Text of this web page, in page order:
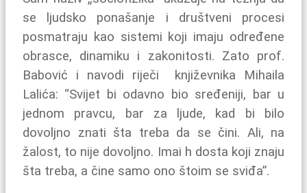
se ljudsko ponašanje i društveni procesi
posmatraju kao sistemi koji imaju određene
obrasce, dinamiku i zakonitosti. Zato prof.
Babović i navodi riječi književnika Mihaila
Lalića: “Svijet bi odavno bio sređeniji, bar u
jednom pravcu, bar za ljude, kad bi bilo
dovoljno znati šta treba da se čini. Ali, na
žalost, to nije dovoljno. Imai h dosta koji znaju
šta treba, a čine samo ono štoim se sviđa”.